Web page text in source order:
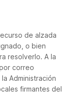
de alzada
o bien
resolverlo. A la
correo
Administración
firmantes del